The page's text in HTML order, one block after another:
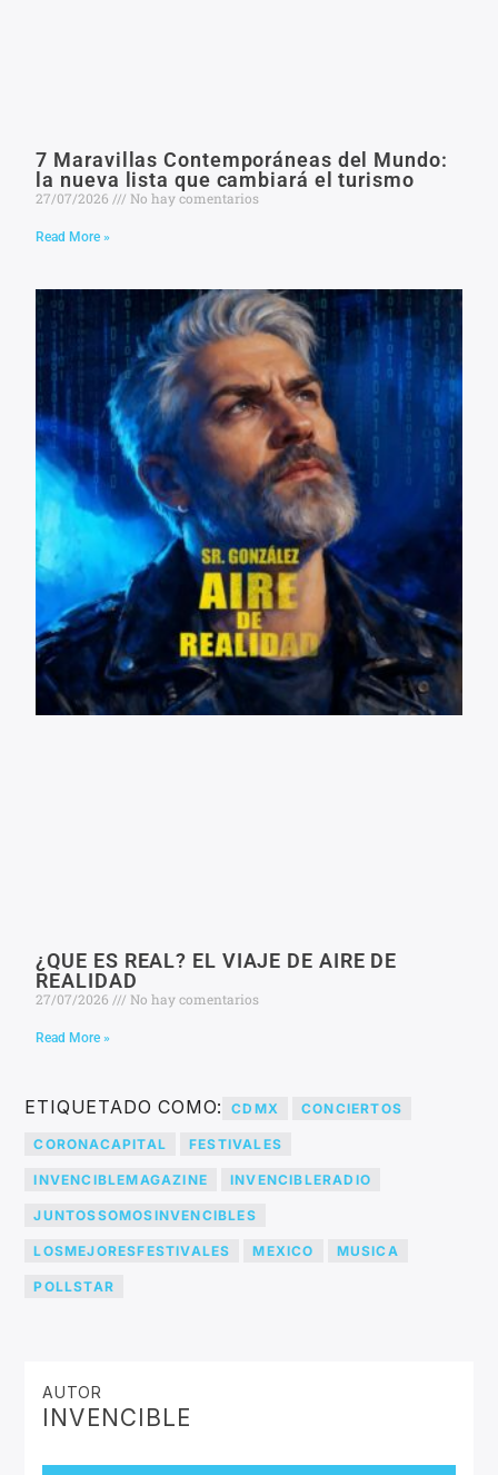
7 Maravillas Contemporáneas del Mundo:
la nueva lista que cambiará el turismo
27/07/2026 No hay comentarios
Read More »
¿QUE ES REAL? EL VIAJE DE AIRE DE
REALIDAD
27/07/2026 No hay comentarios
Read More »
ETIQUETADO COMO: CDMX CONCIERTOS
CORONACAPITAL FESTIVALES
INVENCIBLEMAGAZINE INVENCIBLERADIO
JUNTOSSOMOSINVENCIBLES
LOSMEJORESFESTIVALES MEXICO MUSICA
POLLSTAR
AUTOR
INVENCIBLE